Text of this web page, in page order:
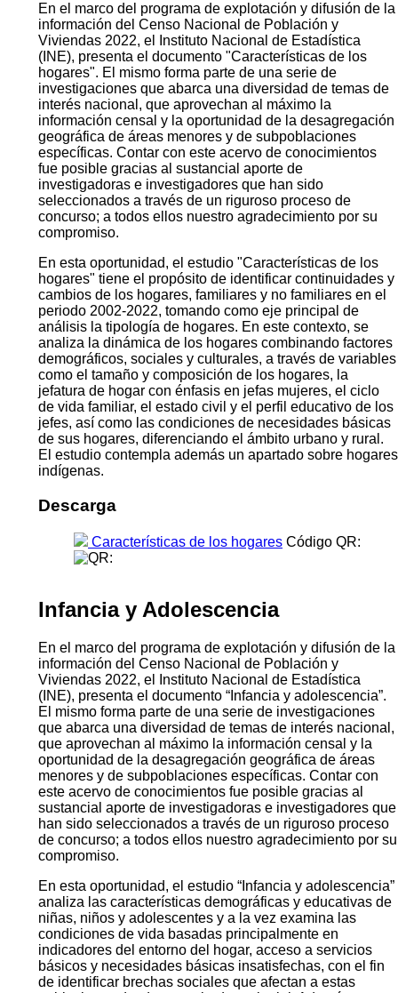
En el marco del programa de explotación y difusión de la
información del Censo Nacional de Población y
Viviendas 2022, el Instituto Nacional de Estadística
(INE), presenta el documento "Características de los
hogares". El mismo forma parte de una serie de
investigaciones que abarca una diversidad de temas de
interés nacional, que aprovechan al máximo la
información censal y la oportunidad de la desagregación
geográfica de áreas menores y de subpoblaciones
específicas. Contar con este acervo de conocimientos
fue posible gracias al sustancial aporte de
investigadoras e investigadores que han sido
seleccionados a través de un riguroso proceso de
concurso; a todos ellos nuestro agradecimiento por su
compromiso.
En esta oportunidad, el estudio "Características de los
hogares" tiene el propósito de identificar continuidades y
cambios de los hogares, familiares y no familiares en el
periodo 2002-2022, tomando como eje principal de
análisis la tipología de hogares. En este contexto, se
analiza la dinámica de los hogares combinando factores
demográficos, sociales y culturales, a través de variables
como el tamaño y composición de los hogares, la
jefatura de hogar con énfasis en jefas mujeres, el ciclo
de vida familiar, el estado civil y el perfil educativo de los
jefes, así como las condiciones de necesidades básicas
de sus hogares, diferenciando el ámbito urbano y rural.
El estudio contempla además un apartado sobre hogares
indígenas.
Descarga
Características de los hogares Código QR:
Infancia y Adolescencia
En el marco del programa de explotación y difusión de la
información del Censo Nacional de Población y
Viviendas 2022, el Instituto Nacional de Estadística
(INE), presenta el documento “Infancia y adolescencia”.
El mismo forma parte de una serie de investigaciones
que abarca una diversidad de temas de interés nacional,
que aprovechan al máximo la información censal y la
oportunidad de la desagregación geográfica de áreas
menores y de subpoblaciones específicas. Contar con
este acervo de conocimientos fue posible gracias al
sustancial aporte de investigadoras e investigadores que
han sido seleccionados a través de un riguroso proceso
de concurso; a todos ellos nuestro agradecimiento por su
compromiso.
En esta oportunidad, el estudio “Infancia y adolescencia”
analiza las características demográficas y educativas de
niñas, niños y adolescentes y a la vez examina las
condiciones de vida basadas principalmente en
indicadores del entorno del hogar, acceso a servicios
básicos y necesidades básicas insatisfechas, con el fin
de identificar brechas sociales que afectan a estas